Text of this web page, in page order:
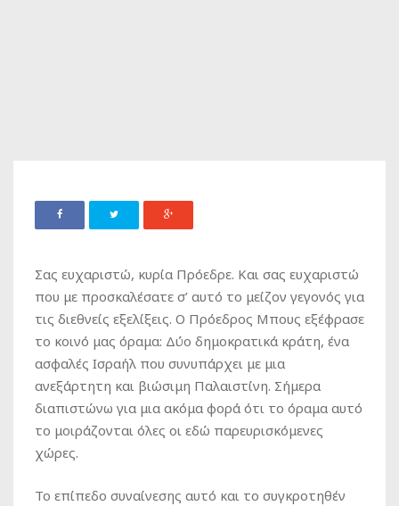
Σας ευχαριστώ, κυρία Πρόεδρε. Και σας ευχαριστώ
που με προσκαλέσατε σ’ αυτό το μείζον γεγονός για
τις διεθνείς εξελίξεις. Ο Πρόεδρος Μπους εξέφρασε
το κοινό μας όραμα: Δύο δημοκρατικά κράτη, ένα
ασφαλές Ισραήλ που συνυπάρχει με μια
ανεξάρτητη και βιώσιμη Παλαιστίνη. Σήμερα
διαπιστώνω για μια ακόμα φορά ότι το όραμα αυτό
το μοιράζονται όλες οι εδώ παρευρισκόμενες
χώρες.
Το επίπεδο συναίνεσης αυτό και το συγκροτηθέν